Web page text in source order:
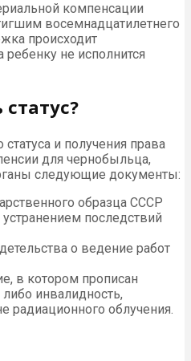
компенсации
восемнадцатилетнего
происходит
ребенку не исполнится
и получения права
для чернобыльца,
следующие документы:
образца СССР
последствий
о ведение работ
в котором прописан
инвалидность,
радиационного облучения.